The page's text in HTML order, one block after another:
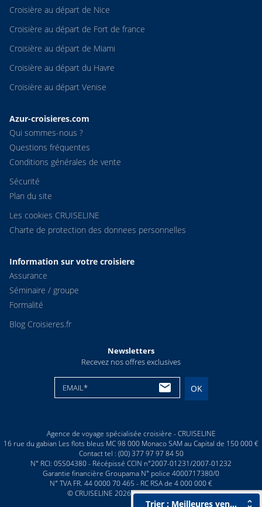
Trier : Meilleures ventes
Croisière au départ de Nice
Croisière au départ de Fort de france
Croisière au départ de Miami
Croisière au départ du Havre
Croisière au départ Venise
Azur-croisieres.com
Qui sommes-nous ?
Questions fréquentes
Conditions générales de vente
Sécurité
Plan du site
Les cookies CRUISELINE
Charte de protection des donnees personnelles
Information sur votre croisiere
Assurance
Séminaire / groupe
Formalité
Blog Croisieres.fr
Newsletters
Recevez nos offres exclusives
EMAIL* OK
Agence de voyage spécialisée croisière - CRUISELINE
16 rue du gabian Les flots bleus MC 98 000 Monaco SAM au Capital de 150 000 €
Contact tel : (00) 377 97 97 84 50
N° RCI: 05S04380 - Récépissé CCIN n°2007-01231/2007-01232
Garantie financière Groupama N° police 4000717380/0
N° TVA FR. 44 0000 70 465 - RC RSA de 4 000 000 €
© CRUISELINE 2026 - all rights reserved